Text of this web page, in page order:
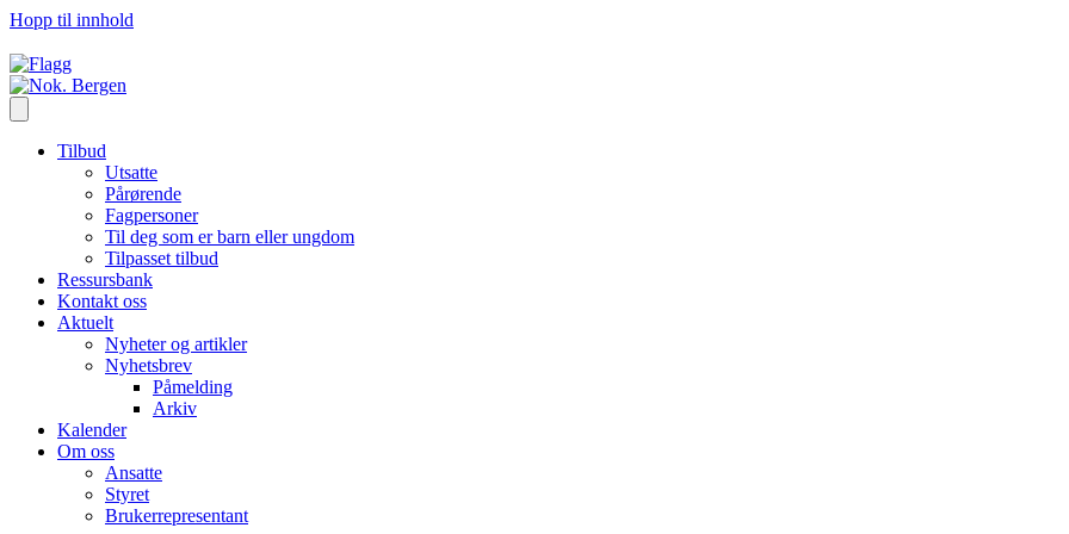
Hopp til innhold
Tilbud
Utsatte
Pårørende
Fagpersoner
Til deg som er barn eller ungdom
Tilpasset tilbud
Ressursbank
Kontakt oss
Aktuelt
Nyheter og artikler
Nyhetsbrev
Påmelding
Arkiv
Kalender
Om oss
Ansatte
Styret
Brukerrepresentant